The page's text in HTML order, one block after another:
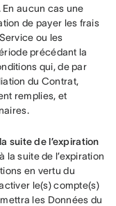
aucun cas une
de payer les frais
ou les
précédant la
qui, de par
du Contrat,
remplies, et
suite de l’expiration
la suite de l’expiration
en vertu du
le(s) compte(s)
les Données du